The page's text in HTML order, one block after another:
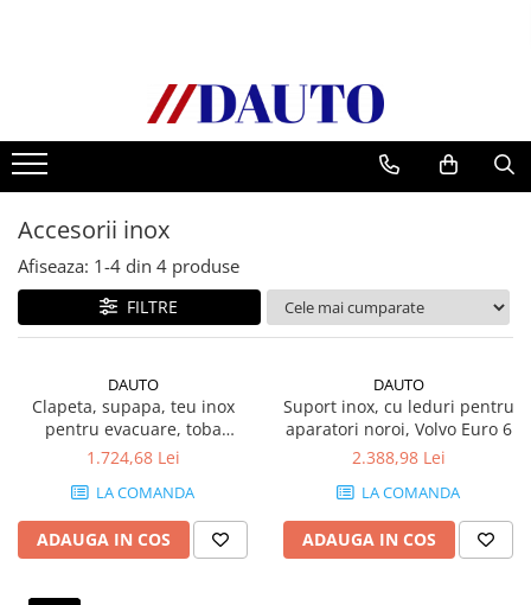
Bullbare, Suporti lumini camioane
Accesorii inox
DAF
CF Euro 6
DAF CF 85
DAF XF 105
Daf XF 95
Ford
TGA
TGL
Accesorii inox
Afiseaza: 1-4 din 4 produse
FILTRE
DAUTO
Clapeta, supapa, teu inox
pentru evacuare, toba
camioane
1.724,68 Lei
LA COMANDA
ADAUGA IN COS
DAUTO
Suport inox, cu leduri pentru
aparatori noroi, Volvo Euro 6
2.388,98 Lei
LA COMANDA
ADAUGA IN COS